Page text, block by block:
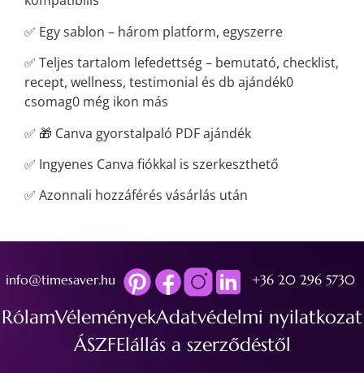
✅ Egy sablon – három platform, egyszerre
✅ Teljes tartalom lefedettség – bemutató, checklist,
recept, wellness, testimonial és db ajándék0
csomag0 még ikon más
✅ 🎁 Canva gyorstalpaló PDF ajándék
✅ Ingyenes Canva fiókkal is szerkeszthető
✅ Azonnali hozzáférés vásárlás után
info@timesaver.hu +36 20 296 5730
RólamVéleményekAdatvédelmi nyilatkozat
ÁSZFElállás a szerződéstől